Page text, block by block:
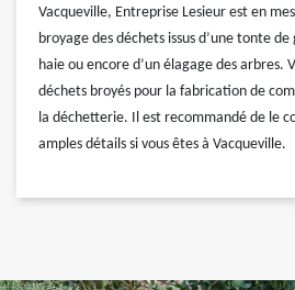
Vacqueville, Entreprise Lesieur est en
broyage des déchets issus d’une tonte
haie ou encore d’un élagage des arbres.
déchets broyés pour la fabrication de
la déchetterie. Il est recommandé de le
amples détails si vous êtes à Vacqueville.